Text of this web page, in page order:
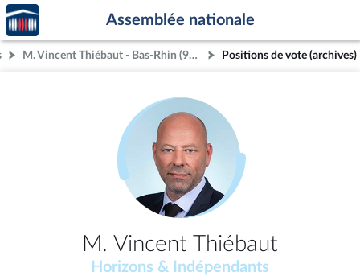
Aller au contenu
Aller en bas de la page
Accèder
à la
page
d'accueil
Assemblée nationale
M. Vincent Thiébaut - Bas-Rhin (9e circonscription) Positions de vote (archives)
M. Vincent Thiébaut
Horizons & Indépendants